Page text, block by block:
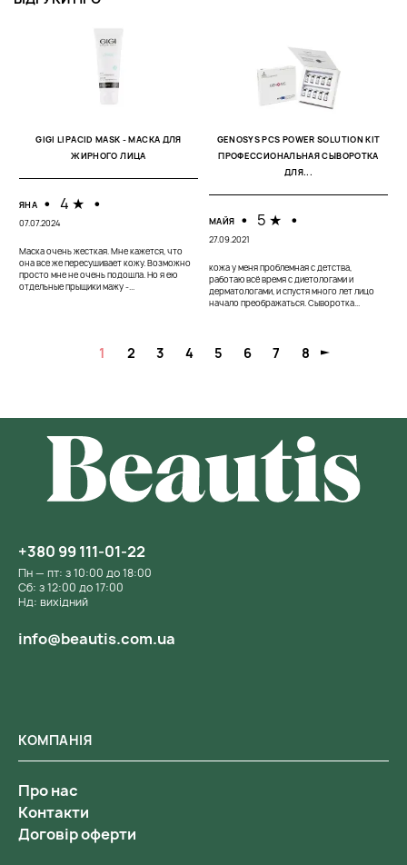
GIGI ​LIPACID MASK - МАСКА ДЛЯ
ЖИРНОГО ЛИЦА
ЯНА • 4 ★ •
07.07.2024
Маска очень жесткая. Мне кажется, что
она все же пересушивает кожу. Возможно
просто мне не очень подошла. Но я ею
отдельные прыщики мажу -...
GENOSYS PCS POWER SOLUTION KIT
ПРОФЕССИОНАЛЬНАЯ СЫВОРОТКА
ДЛЯ...
МАЙЯ • 5 ★ •
27.09.2021
кожа у меня проблемная с детства,
работаю всё время с диетологами и
дерматологами, и спустя много лет лицо
начало преображаться. Сыворотка...
1 2 3 4 5 6 7 8
КОМПАНІЯ
Про нас
Контакти
Договір оферти
+380 99 111-01-22
Пн — пт: з 10:00 до 18:00
Сб: з 12:00 до 17:00
Нд: вихідний
info@beautis.com.ua